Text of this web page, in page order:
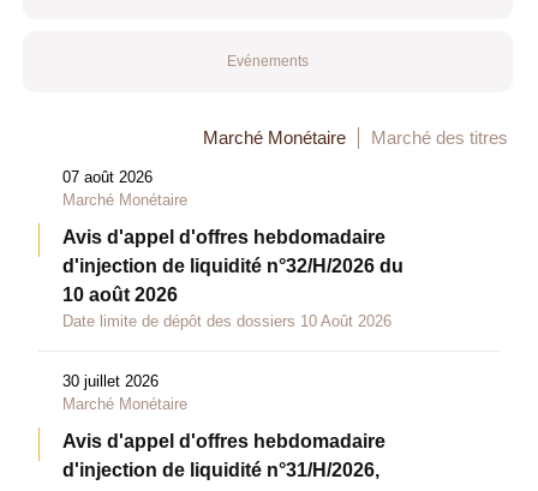
Evénements
Marché Monétaire Marché des titres
07 août 2026
Marché Monétaire
Avis d'appel d'offres hebdomadaire
d'injection de liquidité n°32/H/2026 du
10 août 2026
Date limite de dépôt des dossiers 10 Août 2026
30 juillet 2026
Marché Monétaire
Avis d'appel d'offres hebdomadaire
d'injection de liquidité n°31/H/2026,